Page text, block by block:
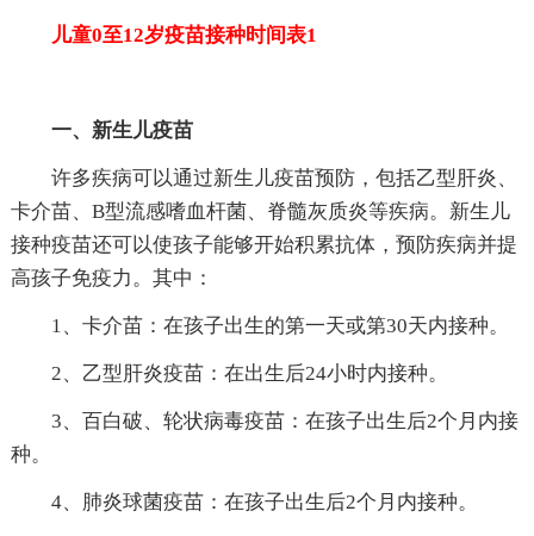
儿童0至12岁疫苗接种时间表1
一、新生儿疫苗
许多疾病可以通过新生儿疫苗预防，包括乙型肝炎、
卡介苗、B型流感嗜血杆菌、脊髓灰质炎等疾病。新生儿
接种疫苗还可以使孩子能够开始积累抗体，预防疾病并提
高孩子免疫力。其中：
1、卡介苗：在孩子出生的第一天或第30天内接种。
2、乙型肝炎疫苗：在出生后24小时内接种。
3、百白破、轮状病毒疫苗：在孩子出生后2个月内接
种。
4、肺炎球菌疫苗：在孩子出生后2个月内接种。